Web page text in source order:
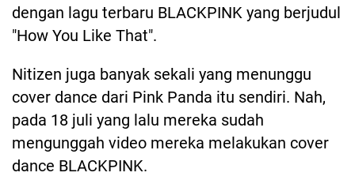
dengan lagu terbaru BLACKPINK yang berjudul
"How You Like That".
Nitizen juga banyak sekali yang menunggu
cover dance dari Pink Panda itu sendiri. Nah,
pada 18 juli yang lalu mereka sudah
mengunggah video mereka melakukan cover
dance BLACKPINK.